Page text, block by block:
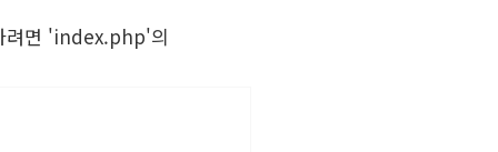
려면 'index.php'의